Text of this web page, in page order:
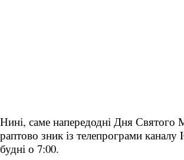
Нині, саме напередодні Дня Святого
раптово зник із телепрограми каналу
будні о 7:00.